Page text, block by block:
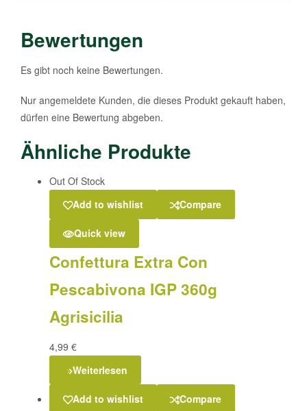
Bewertungen
Es gibt noch keine Bewertungen.
Nur angemeldete Kunden, die dieses Produkt gekauft haben,
dürfen eine Bewertung abgeben.
Ähnliche Produkte
Out Of Stock
Add to wishlist
Compare
Quick view
Confettura Extra Con
Pescabivona IGP 360g
Agrisicilia
4,99 €
Weiterlesen
Add to wishlist Compare